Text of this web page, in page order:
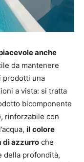
anche
da mantenere
prodotti una
a vista: si tratta
bicomponente
rinforzabile con
il colore
di azzurro che
della profondità,